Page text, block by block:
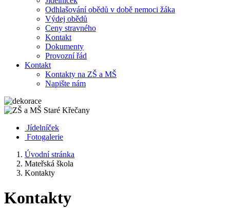
Odhlašování obědů v době nemoci žáka
Výdej obědů
Ceny stravného
Kontakt
Dokumenty
Provozní řád
Kontakt
Kontakty na ZŠ a MŠ
Napište nám
Jídelníček
Fotogalerie
Úvodní stránka
Mateřská škola
Kontakty
Kontakty